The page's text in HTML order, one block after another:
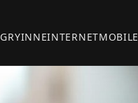
GRYINNEINTERNETMOBILE